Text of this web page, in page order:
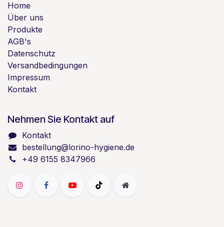
Home
Über uns
Produkte
AGB's
Datenschutz
Versandbedingungen
Impressum
Kontakt
Nehmen Sie Kontakt auf
Kontakt
bestellung@lorino-hygiene.de
+49 6155 8347966